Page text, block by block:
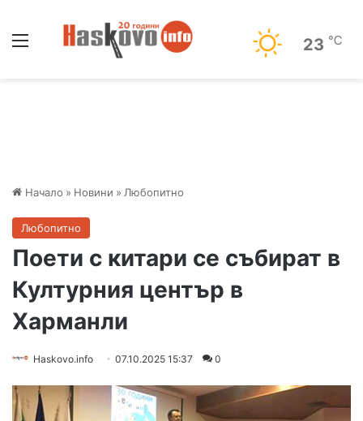
23 ℃
Начало » Новини » Любопитно
Любопитно
Поети с китари се събират в
Културния център в
Харманли
Haskovo.info 07.10.2025 15:37 0